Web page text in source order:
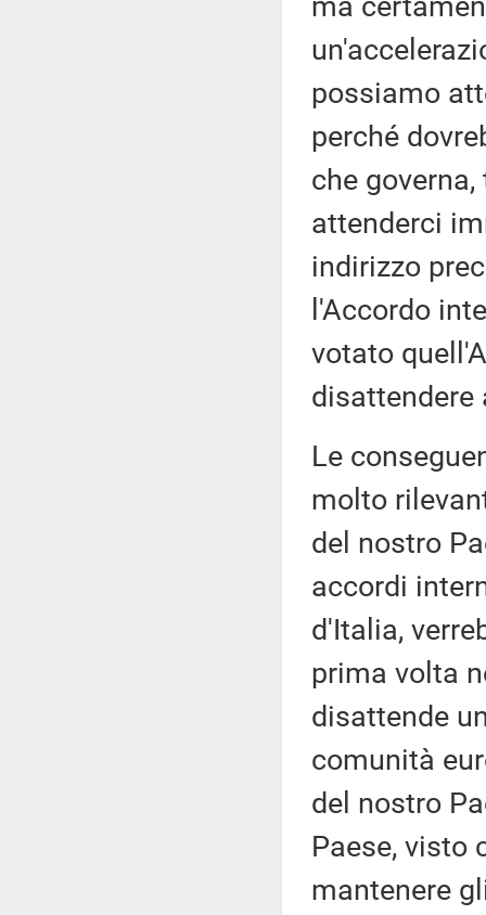
possiamo
perché
che
attenderci
indirizzo
l'Accordo
votato
disattendere
Le
molto
del nostro
accordi
d'Italia,
prima volta
disattende
comunità
del nostro
Paese, visto
mantenere